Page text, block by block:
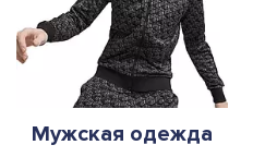
Мужская одежда